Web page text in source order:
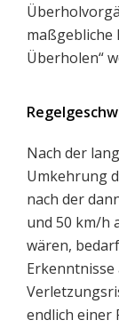
maßgebliche
Überholen“
Nach der
Umkehrung
nach der
und 50 km/h
wären,
endlich einer